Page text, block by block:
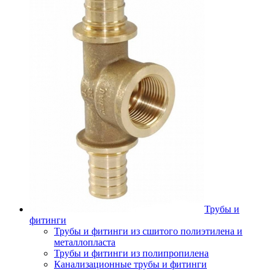
Трубы и
фитинги
Трубы и фитинги из сшитого полиэтилена и
металлопласта
Трубы и фитинги из полипропилена
Канализационные трубы и фитинги